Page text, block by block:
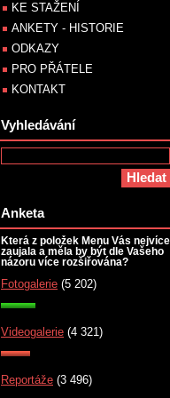
KE STAŽENÍ
ANKETY - HISTORIE
ODKAZY
PRO PŘÁTELE
KONTAKT
Vyhledávání
Anketa
Která z položek Menu Vás nejvíce
zaujala a měla by být dle Vašeho
názoru více rozšiřována?
Fotogalerie (5 202)
Videogalerie (4 321)
Reportáže (3 496)